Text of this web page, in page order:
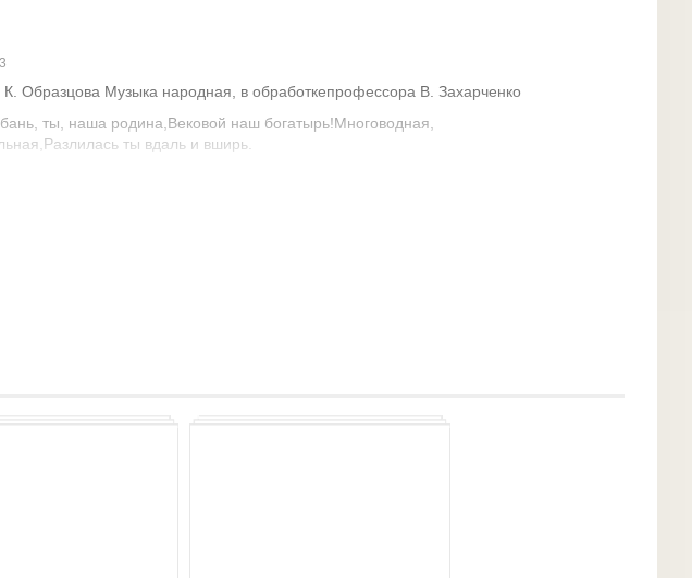
Образцова Музыка народная, в обработкепрофессора В. Захарченко
ты, наша родина,Вековой наш богатырь!Многоводная,
ты вдаль и вширь.